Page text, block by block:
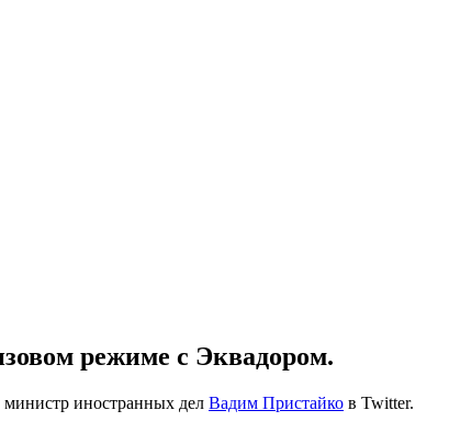
режиме с Эквадором.
иностранных дел Вадим Пристайко в Twitter.